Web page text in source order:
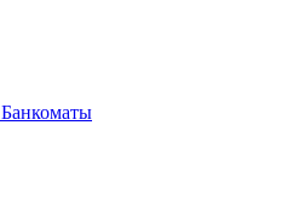
Банкоматы